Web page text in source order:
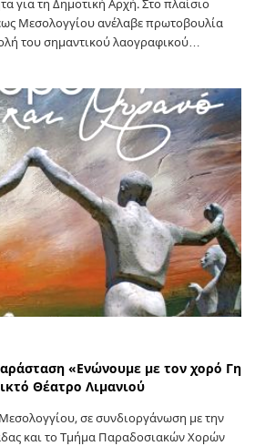
για τη Δημοτική Αρχή. Στο πλαίσιο
Μεσολογγίου ανέλαβε πρωτοβουλία
του σημαντικού λαογραφικού…
«Ενώνουμε με τον χορό Γη
Θέατρο Λιμανιού
σε συνδιοργάνωση με την
και το Τμήμα Παραδοσιακών Χορών